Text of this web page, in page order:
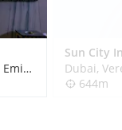
Dubai, Vereinigte Arabische Emirate
644m